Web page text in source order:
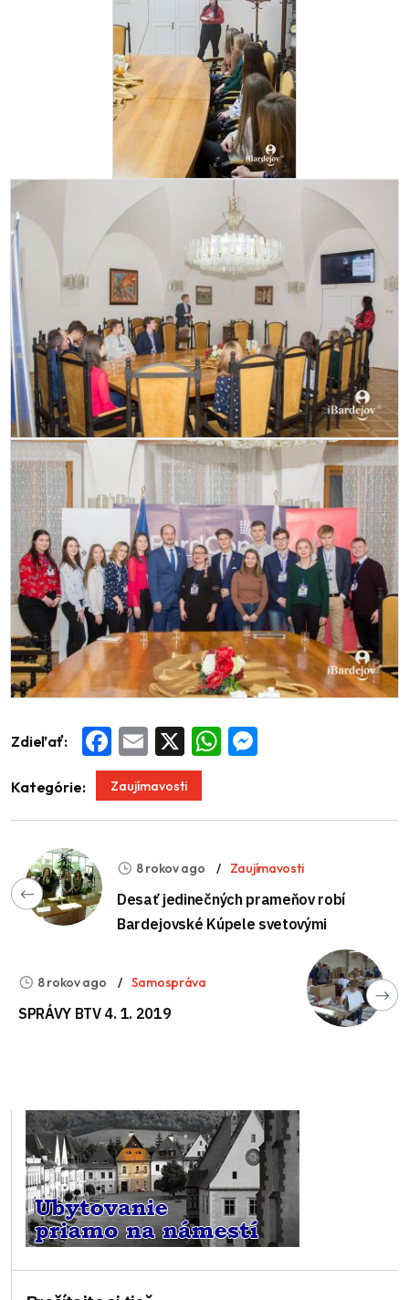
Zdieľať: Facebook
Email WhatsApp
Kategórie: Zaujímavosti
8 rokov ago Zaujímavosti
Desať jedinečných prameňov robí
Bardejovské Kúpele svetovými
8 rokov ago Samospráva
SPRÁVY BTV 4. 1. 2019